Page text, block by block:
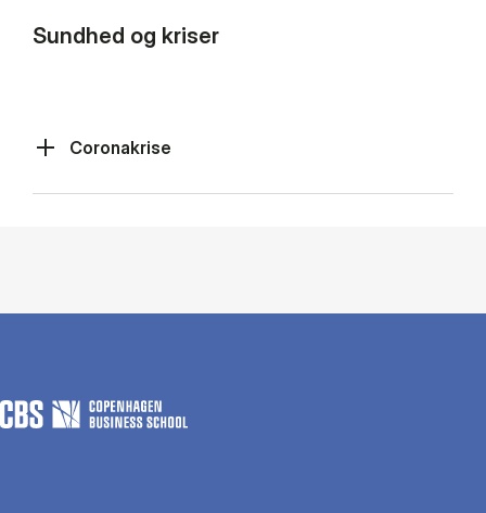
Sundhed og kriser
Coronakrise